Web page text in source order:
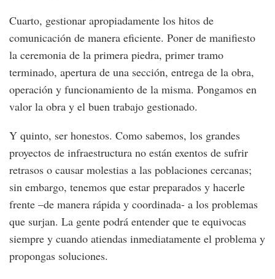
Cuarto, gestionar apropiadamente los hitos de
comunicación de manera eficiente. Poner de manifiesto
la ceremonia de la primera piedra, primer tramo
terminado, apertura de una sección, entrega de la obra,
operación y funcionamiento de la misma. Pongamos en
valor la obra y el buen trabajo gestionado.
Y quinto, ser honestos. Como sabemos, los grandes
proyectos de infraestructura no están exentos de sufrir
retrasos o causar molestias a las poblaciones cercanas;
sin embargo, tenemos que estar preparados y hacerle
frente –de manera rápida y coordinada- a los problemas
que surjan. La gente podrá entender que te equivocas
siempre y cuando atiendas inmediatamente el problema y
propongas soluciones.